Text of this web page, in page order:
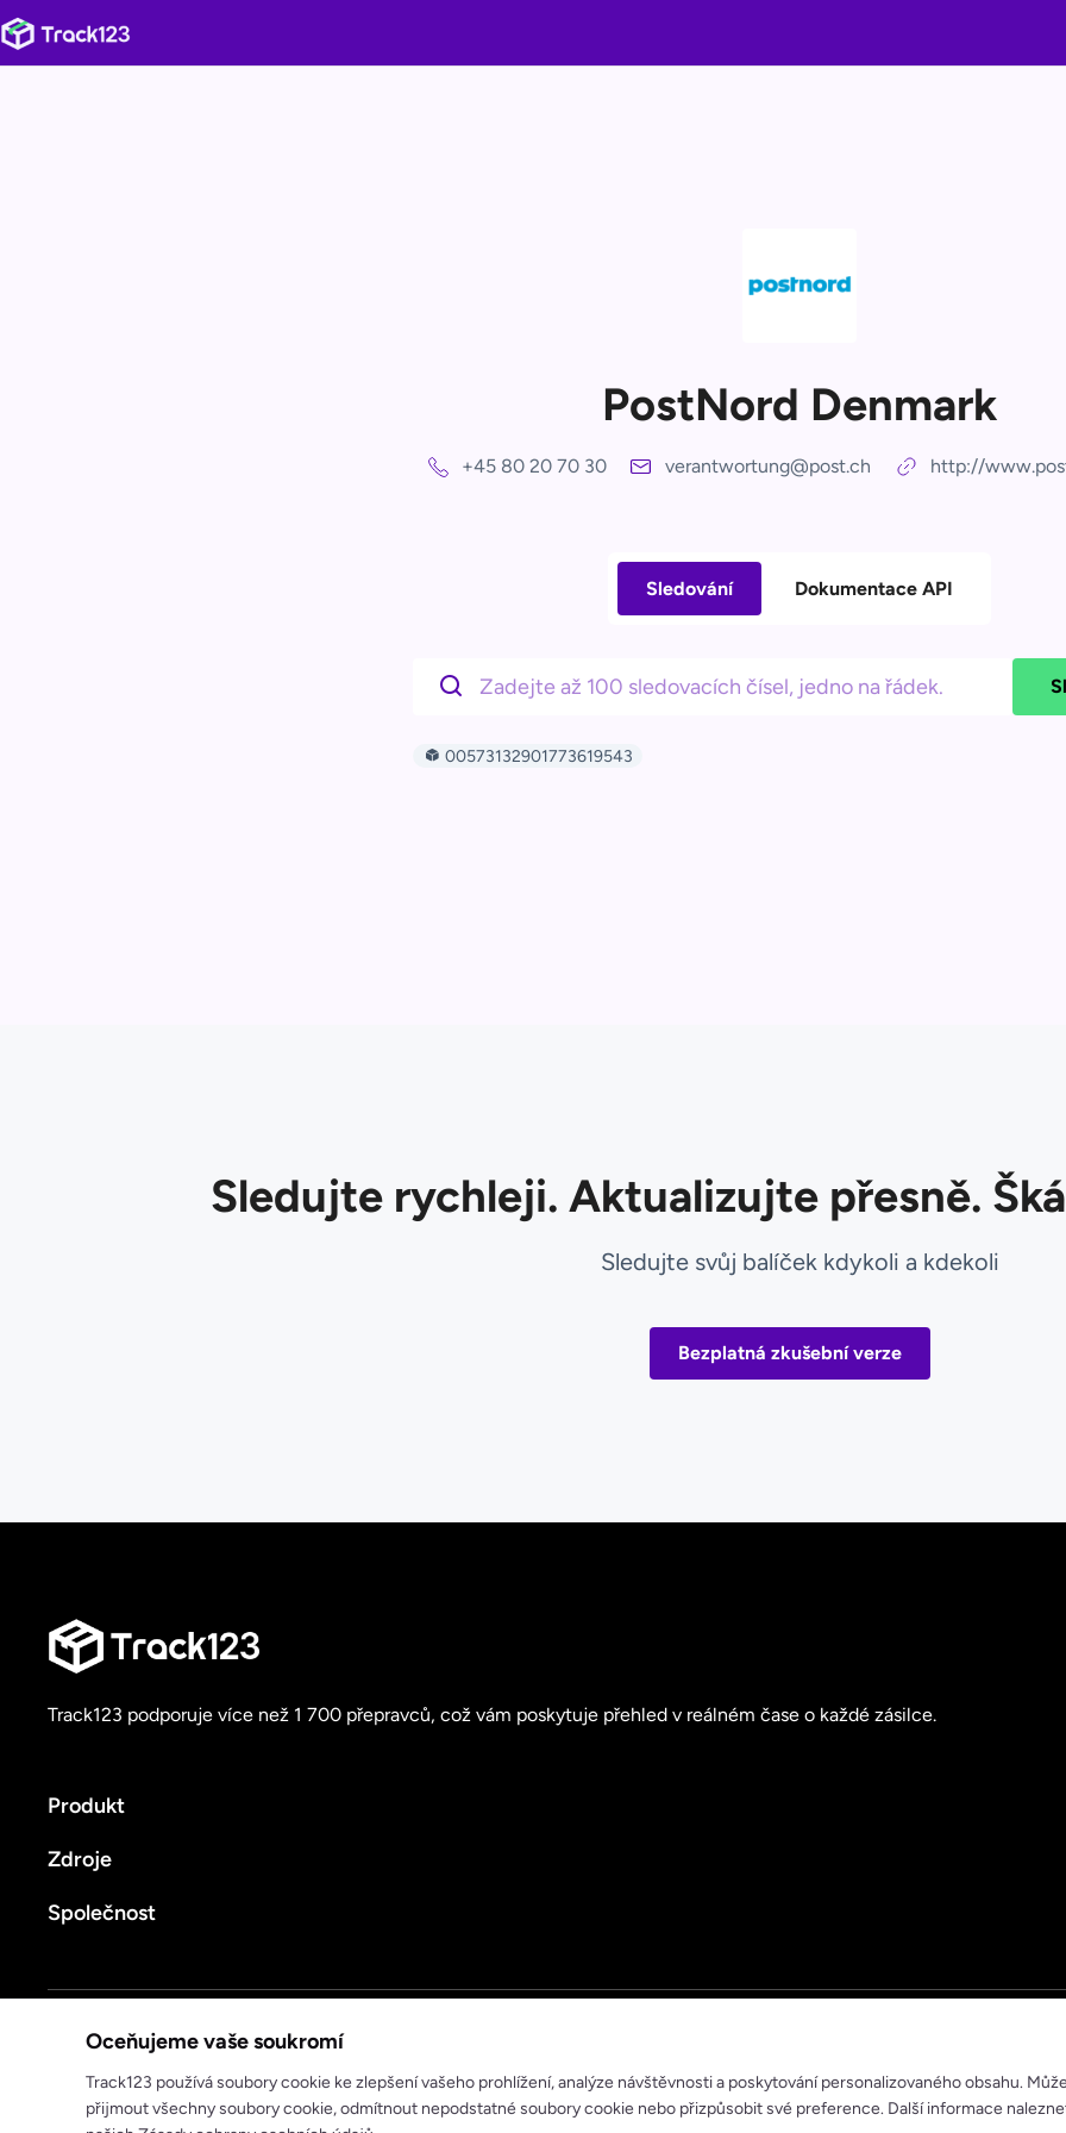
PostNord Denmark
+45 80 20 70 30 verantwortung@post.ch http://
Sledování Dokumentace API
00573132901773619543
Sledujte rychleji. Aktualizujte přesně.
Sledujte svůj balíček kdykoli a kdekoli
Bezplatná zkušební verze
Track123 podporuje více než 1 700 přepravců, což vám poskytuje přehled v reálném čase o každé zásilce.
Produkt
Zdroje
Společnost
Zásady ochrany osobních údajů Podmínky služby
© 2025 track123. Všechna práva vyhrazena
Oceňujeme vaše soukromí
Track123 používá soubory cookie ke zlepšení vašeho prohlížení, analýze návštěvnosti a poskytování personalizovaného obsahu.
přijmout všechny soubory cookie, odmítnout nepodstatné soubory cookie nebo přizpůsobit své preference. Další informace